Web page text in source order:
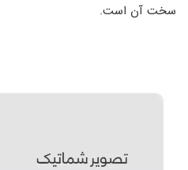
سخت آن است.